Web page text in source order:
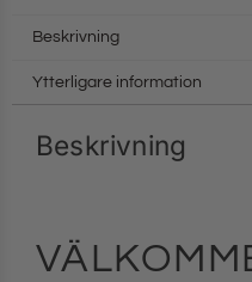
Beskrivning
Ytterligare information
Beskrivning